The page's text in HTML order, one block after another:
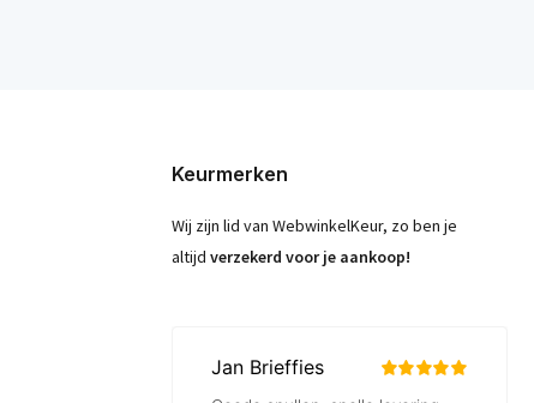
Keurmerken
Wij zijn lid van WebwinkelKeur, zo ben je
altijd verzekerd voor je aankoop!